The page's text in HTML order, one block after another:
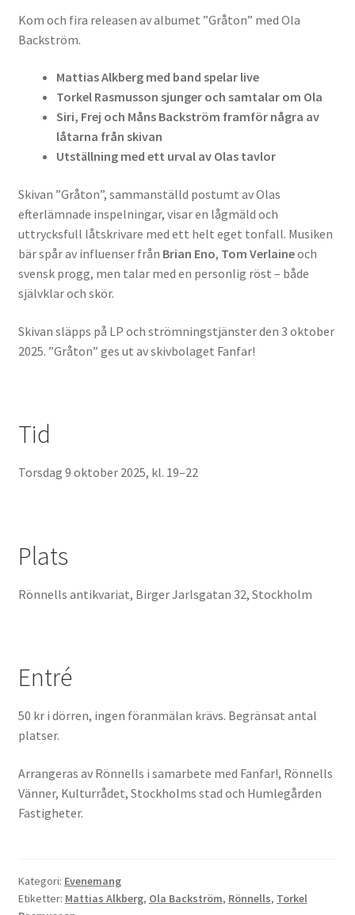
Kom och fira releasen av albumet ”Gråton” med Ola
Backström.
Mattias Alkberg med band spelar live
Torkel Rasmusson sjunger och samtalar om Ola
Siri, Frej och Måns Backström framför några av
låtarna från skivan
Utställning med ett urval av Olas tavlor
Skivan ”Gråton”, sammanställd postumt av Olas
efterlämnade inspelningar, visar en lågmäld och
uttrycksfull låtskrivare med ett helt eget tonfall. Musiken
bär spår av influenser från Brian Eno, Tom Verlaineoch
svensk progg, men talar med en personlig röst – både
självklar och skör.
Skivan släpps på LP och strömningstjänster den 3 oktober
2025. ”Gråton” ges ut av skivbolaget Fanfar!
Tid
Torsdag 9 oktober 2025, kl. 19–22
Plats
Rönnells antikvariat, Birger Jarlsgatan 32, Stockholm
Entré
50 kr i dörren, ingen föranmälan krävs. Begränsat antal
platser.
Arrangeras av Rönnells i samarbete med Fanfar!, Rönnells
Vänner, Kulturrådet, Stockholms stad och Humlegården
Fastigheter.
Kategori: Evenemang
Etiketter: Mattias Alkberg, Ola Backström, Rönnells, Torkel